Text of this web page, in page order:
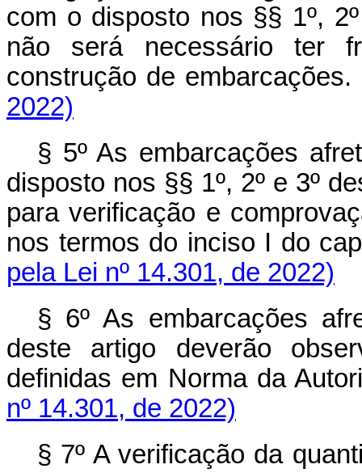
com o disposto nos §§ 1º,
não será necessário ter
construção de
2022)
§ 5º As embarcações
disposto nos §§ 1º, 2º e 3º
para verificação e
nos termos do inciso I do
pela Lei nº 14.301, de 2022)
§ 6º As embarcações
deste artigo deverão
definidas em Norma da
nº 14.301, de 2022)
§ 7º A verificação da